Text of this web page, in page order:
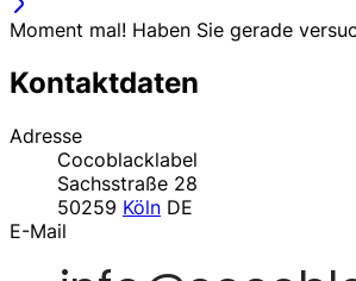
Moment mal! Haben Sie gerade
Kontaktdaten
Adresse
Cocoblacklabel
Sachsstraße 28
50259 Köln DE
E-Mail